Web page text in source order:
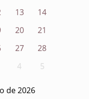
13
14
20
21
27
28
4 5
de 2026